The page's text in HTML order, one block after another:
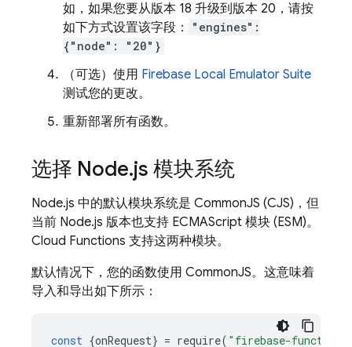
如，如果您要从版本 18 升级到版本 20，请按
如下方式设置该字段：
"engines":
{"node": "20"}
（可选）使用 Firebase Local Emulator Suite
测试您的更改。
重新部署所有函数。
选择 Node.js 模块系统
Node.js 中的默认模块系统是 CommonJS (CJS)，但
当前 Node.js 版本也支持 ECMAScript 模块 (ESM)。
Cloud Functions 支持这两种模块。
默认情况下，您的函数使用 CommonJS。这意味着
导入和导出如下所示：
const {onRequest} = require( "firebase-